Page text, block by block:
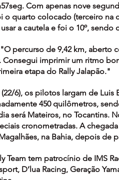
Com apenas nove
o quarto colocado (terceiro na
a cautela e foi o 10º, sendo
"O percurso de 9,42 km, aberto
Consegui imprimir um ritmo
etapa do Rally Jalapão."
6), os pilotos largam de
450 quilômetros,
será Mateiros, no Tocantins.
cronometradas. A
na Bahia, depois de
Team tem patrocínio de IMS
D’lua Racing, Geração